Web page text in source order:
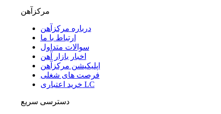
مرکزآهن
درباره مرکزآهن
ارتباط با ما
سوالات متداول
اخبار بازار آهن
اپلیکیشن مرکزآهن
فرصت های شغلی
خرید اعتباری LC
دسترسی سریع